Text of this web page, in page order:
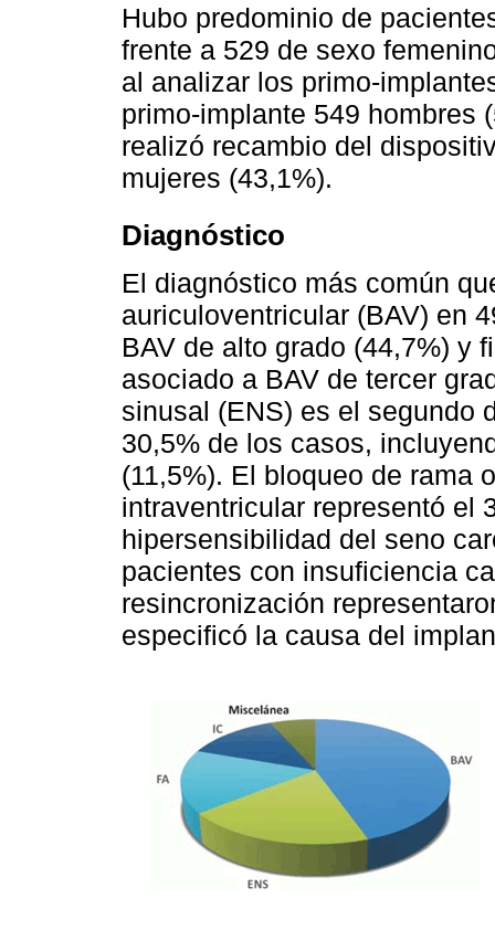
Hubo predominio de
frente a 529 de sexo
al analizar los primo-
primo-implante 549 hombres
realizó recambio del
mujeres (43,1%).
Diagnóstico
El diagnóstico más común
auriculoventricular (BAV) en
BAV de alto grado (44,7%) y
asociado a BAV de tercer
sinusal (ENS) es el segundo
30,5% de los casos,
(11,5%). El bloqueo de rama
intraventricular representó el
hipersensibilidad del seno
pacientes con insuficiencia
resincronización
especificó la causa del